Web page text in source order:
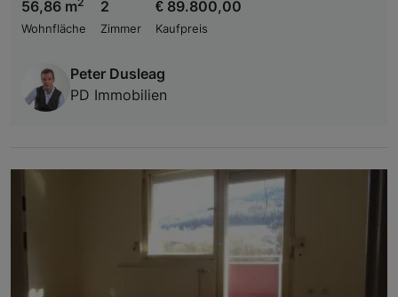
56,86 m
Wohnfläche
2
Zimmer
€ 89.800,00
Kaufpreis
Peter Dusleag
PD Immobilien